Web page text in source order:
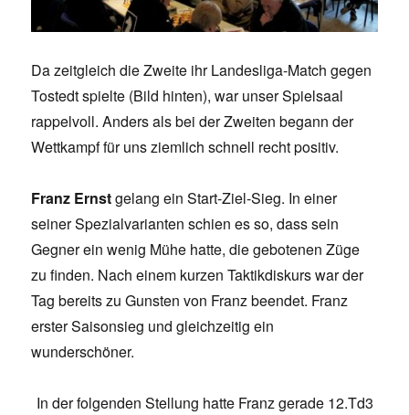
Da zeitgleich die Zweite ihr Landesliga-Match gegen
Tostedt spielte (Bild hinten), war unser Spielsaal
rappelvoll. Anders als bei der Zweiten begann der
Wettkampf für uns ziemlich schnell recht positiv.
Franz Ernstgelang ein Start-Ziel-Sieg. In einer
seiner Spezialvarianten schien es so, dass sein
Gegner ein wenig Mühe hatte, die gebotenen Züge
zu finden. Nach einem kurzen Taktikdiskurs war der
Tag bereits zu Gunsten von Franz beendet. Franz
erster Saisonsieg und gleichzeitig ein
wunderschöner.
In der folgenden Stellung hatte Franz gerade 12.Td3